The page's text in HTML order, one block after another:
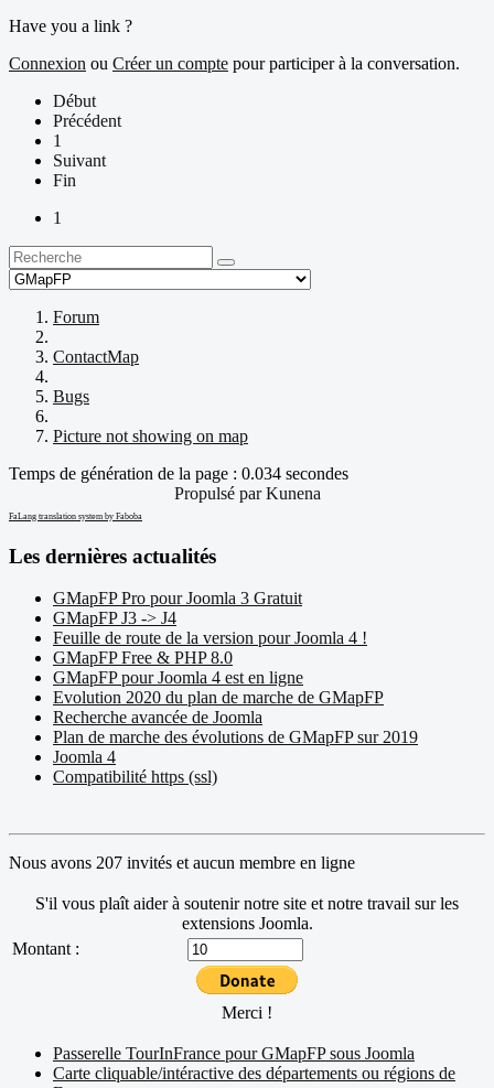
Have you a link ?
Connexion ou Créer un compte pour participer à la conversation.
Début
Précédent
1
Suivant
Fin
1
Forum
ContactMap
Bugs
Picture not showing on map
Temps de génération de la page : 0.034 secondes
Propulsé parKunena
FaLang translation system by Faboba
Les dernières actualités
GMapFP Pro pour Joomla 3 Gratuit
GMapFP J3 -> J4
Feuille de route de la version pour Joomla 4 !
GMapFP Free & PHP 8.0
GMapFP pour Joomla 4 est en ligne
Evolution 2020 du plan de marche de GMapFP
Recherche avancée de Joomla
Plan de marche des évolutions de GMapFP sur 2019
Joomla 4
Compatibilité https (ssl)
Nous avons 207 invités et aucun membre en ligne
S'il vous plaît aider à soutenir notre site et notre travail sur les
extensions Joomla.
Montant :
Merci !
Passerelle TourInFrance pour GMapFP sous Joomla
Carte cliquable/intéractive des départements ou régions de